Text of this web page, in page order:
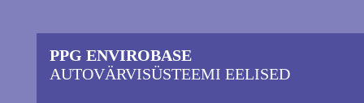
PPG ENVIROBASE
AUTOVÄRVISÜSTEEMI EELISED